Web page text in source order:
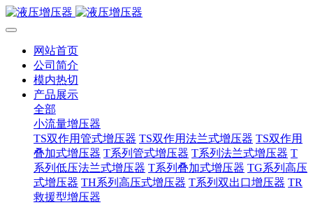
网站首页
公司简介
模内热切
产品展示
全部
小流量增压器
TS双作用管式增压器 TS双作用法兰式增压器 TS双作用
叠加式增压器 T系列管式增压器 T系列法兰式增压器 T
系列低压法兰式增压器 T系列叠加式增压器 TG系列高压
式增压器 TH系列高压式增压器 T系列双出口增压器 TR
救援型增压器